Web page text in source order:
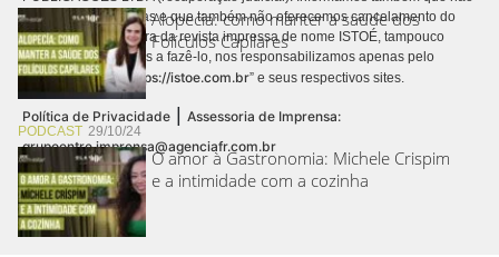
Alopecia: como manter a saúde dos
Folículos Capilares
PODCAST 29/10/24
O amor à Gastronomia: Michele Crispim
e a intimidade com a cozinha
realizamos cobranças e que também não oferecemos cancelamento do
contrato de assinatura da revista impressa de nome ISTOÉ, tampouco
autorizamos terceiros a fazê-lo, nos responsabilizamos apenas pelo
conteúdo digital “https://istoe.com.br” e seus respectivos sites.
Política de Privacidade | Assessoria de Imprensa:
grupoentre.imprensa@agenciafr.com.br